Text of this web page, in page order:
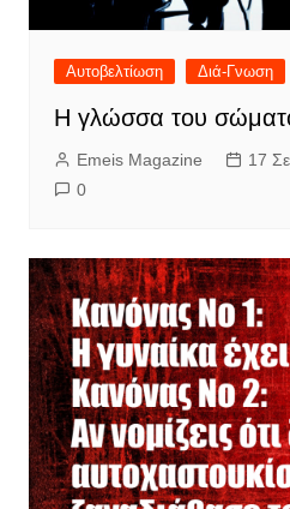
Αυτοβελτίωση Διά-Γνωση
Η γλώσσα του
Emeis Magazine
17
0